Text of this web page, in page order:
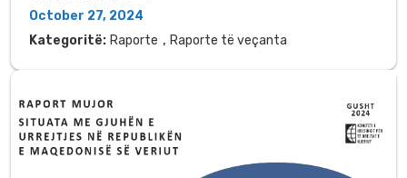
October 27, 2024
Kategoritë: Raporte , Raporte të veçanta